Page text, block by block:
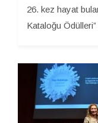
26. kez hayat
Kataloğu